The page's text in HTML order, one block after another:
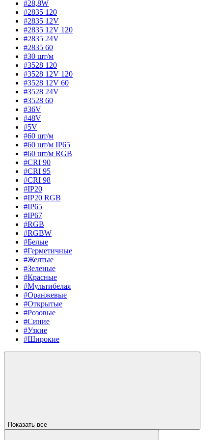
#28,8W
#2835 120
#2835 12V
#2835 12V 120
#2835 24V
#2835 60
#30 шт/м
#3528 120
#3528 12V 120
#3528 12V 60
#3528 24V
#3528 60
#36V
#48V
#5V
#60 шт/м
#60 шт/м IP65
#60 шт/м RGB
#CRI 90
#CRI 95
#CRI 98
#IP20
#IP20 RGB
#IP65
#IP67
#RGB
#RGBW
#Белые
#Герметичные
#Желтые
#Зеленые
#Красные
#Мультибелая
#Оранжевые
#Открытые
#Розовые
#Синие
#Узкие
#Широкие
Показать все